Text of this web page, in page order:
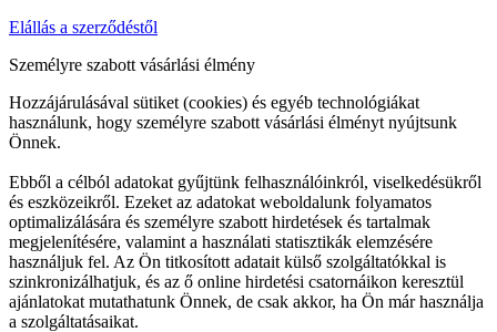
Elállás a szerződéstől
Személyre szabott vásárlási élmény
Hozzájárulásával sütiket (cookies) és egyéb technológiákat
használunk, hogy személyre szabott vásárlási élményt nyújtsunk
Önnek.
Ebből a célból adatokat gyűjtünk felhasználóinkról, viselkedésükről
és eszközeikről. Ezeket az adatokat weboldalunk folyamatos
optimalizálására és személyre szabott hirdetések és tartalmak
megjelenítésére, valamint a használati statisztikák elemzésére
használjuk fel. Az Ön titkosított adatait külső szolgáltatókkal is
szinkronizálhatjuk, és az ő online hirdetési csatornáikon keresztül
ajánlatokat mutathatunk Önnek, de csak akkor, ha Ön már használja
a szolgáltatásaikat.